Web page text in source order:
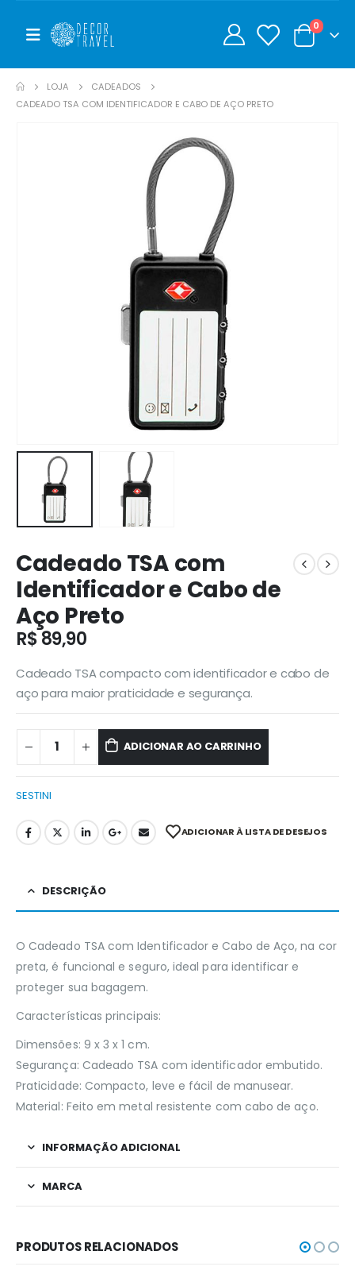
0 0
LOJA
CADEADOS
CADEADO TSA COM IDENTIFICADOR E CABO DE AÇO PRETO
Cadeado TSA com
Identificador e Cabo de
Aço Preto
R$89,90
Cadeado TSA compacto com identificador e cabo de
aço para maior praticidade e segurança.
ADICIONAR AO CARRINHO
SESTINI
ADICIONAR À LISTA DE DESEJOS
DESCRIÇÃO
O Cadeado TSA com Identificador e Cabo de Aço, na cor
preta, é funcional e seguro, ideal para identificar e
proteger sua bagagem.
Características principais:
Dimensões: 9 x 3 x 1 cm.
Segurança: Cadeado TSA com identificador embutido.
Praticidade: Compacto, leve e fácil de manusear.
Material: Feito em metal resistente com cabo de aço.
INFORMAÇÃO ADICIONAL
MARCA
PRODUTOS RELACIONADOS